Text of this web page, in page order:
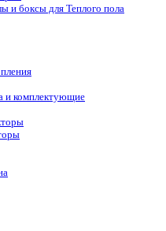
и боксы для Теплого пола
и комплектующие